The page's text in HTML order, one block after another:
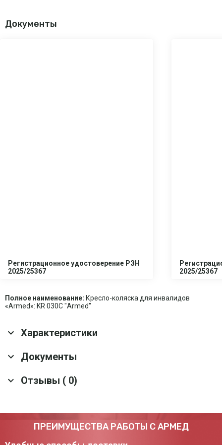
Документы
Регистрационное удостоверение РЗН
2025/25367
2025/25367
Полное наименование: Кресло-коляска для инвалидов
«Armed»: KR 030С "Armed"
Характеристики
Основные характеристики
Срок службы
механизма
Документы
Скачать все документы
Отзывы ( 0)
Оставить отзыв
ПРЕИМУЩЕСТВА РАБОТЫ С АРМЕД